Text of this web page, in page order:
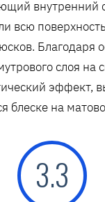
внутренний
всю
Благодаря
слоя на
эффект,
блеске на
3.3